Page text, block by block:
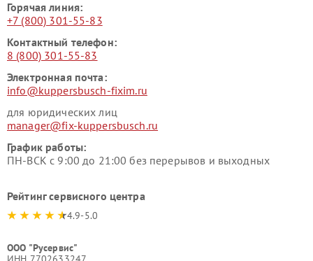
Горячая линия:
+7 (800) 301-55-83
Контактный телефон:
8 (800) 301-55-83
Электронная почта:
info@kuppersbusch-fixim.ru
для юридических лиц
manager@fix-kuppersbusch.ru
График работы:
ПН-ВСК с 9:00 до 21:00 без перерывов и выходных
Рейтинг сервисного центра
4.9-5.0
ООО "Русервис"